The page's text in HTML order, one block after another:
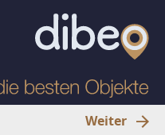
Weiter